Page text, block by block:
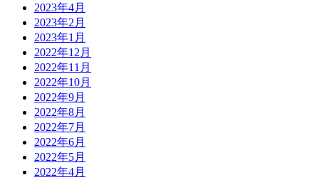
2023年4月
2023年2月
2023年1月
2022年12月
2022年11月
2022年10月
2022年9月
2022年8月
2022年7月
2022年6月
2022年5月
2022年4月